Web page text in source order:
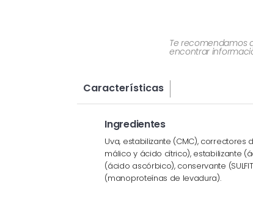
Te recomendamos
encontrar
Características
Ingredientes
Uva, estabilizante (CMC),
málico y ácido cítrico), estabilizante
(ácido ascórbico), conservante
(manoproteínas de levadura).